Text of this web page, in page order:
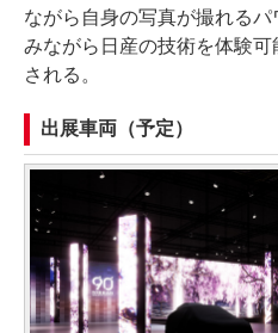
ながら自身の写真が撮れる
みながら日産の技術を体験
される。
出展車両（予定）